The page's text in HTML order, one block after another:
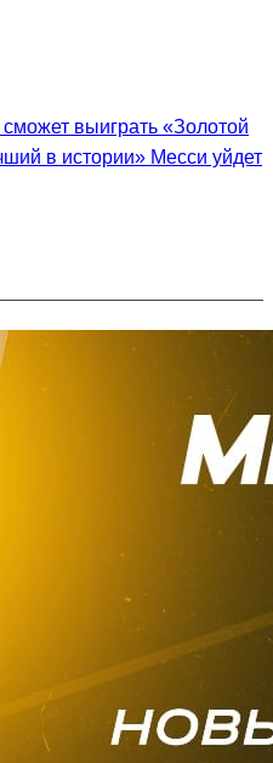
выиграть «Золотой
в истории» Месси уйдет